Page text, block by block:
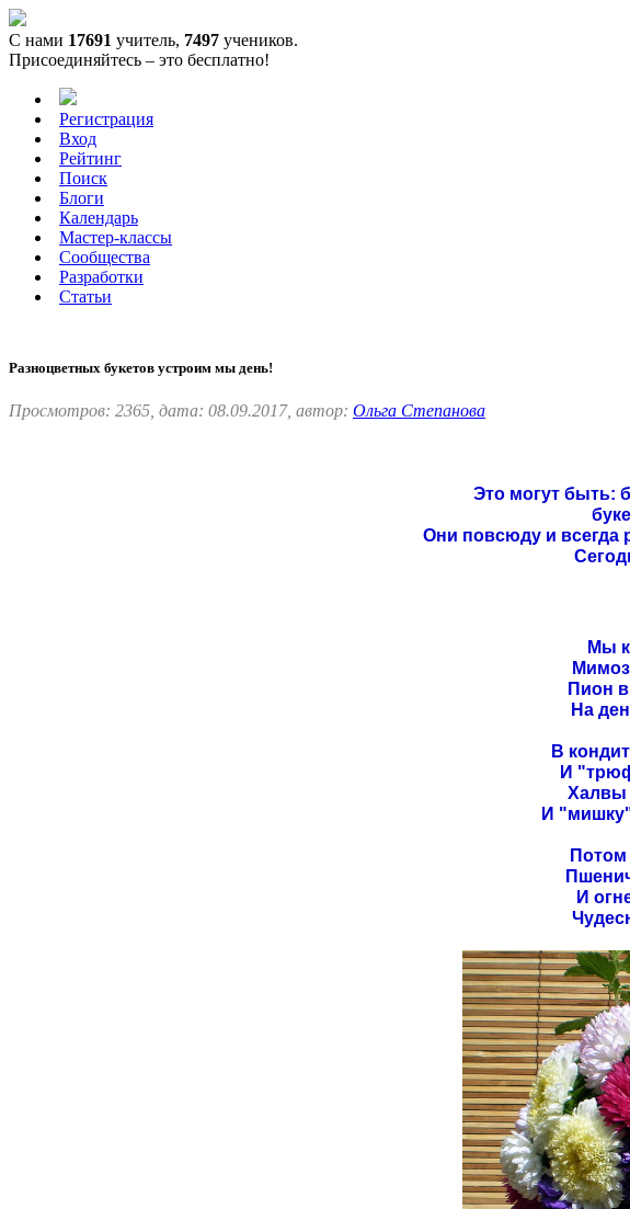
С нами 17691 учитель, 7497 учеников.
Присоединяйтесь – это бесплатно!
Регистрация
Вход
Рейтинг
Поиск
Блоги
Календарь
Мастер-классы
Сообщества
Разработки
Статьи
Разноцветных букетов устроим мы день!
Просмотров: 2365, дата: 08.09.2017, автор: Ольга Степанова
Это могут быть:
Они повсюду и всегда
Мы
Пион
На
В
И
Халвы
И
И